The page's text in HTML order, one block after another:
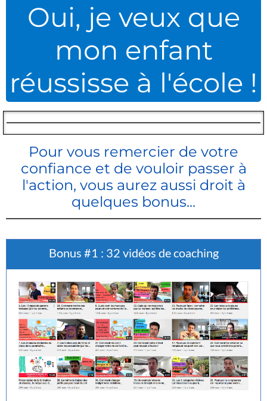
Oui, je veux que
mon enfant
réussisse à l'école !
Pour vous remercier de votre
confiance et de vouloir passer à
l'action, vous aurez aussi droit à
quelques bonus...
Bonus #1 : 32 vidéos de coaching